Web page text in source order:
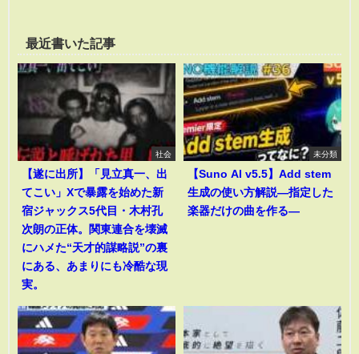
最近書いた記事
社会
【遂に出所】「見立真一、出
てこい」Xで暴露を始めた新
宿ジャックス5代目・木村孔
次朗の正体。関東連合を壊滅
にハメた“天才的謀略説”の裏
にある、あまりにも冷酷な現
実。
未分類
【Suno AI v5.5】Add stem
生成の使い方解説―指定した
楽器だけの曲を作る―